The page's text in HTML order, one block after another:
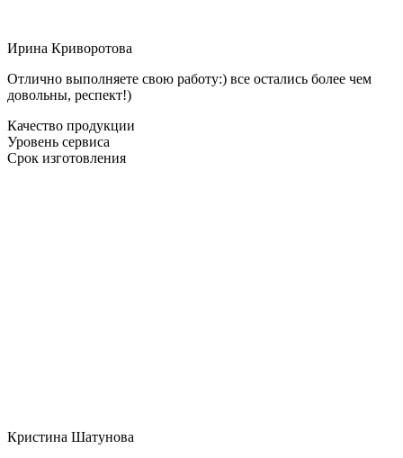
Ирина Криворотова
Отлично выполняете свою работу:) все остались более чем
довольны, респект!)
Качество продукции
Уровень сервиса
Срок изготовления
Кристина Шатунова